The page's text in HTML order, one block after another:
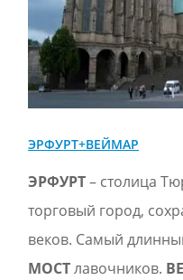
ЭРФУРТ+ВЕЙМАР
ЭРФУРТ– столица
торговый город,
веков. Самый
МОСТлавочников.